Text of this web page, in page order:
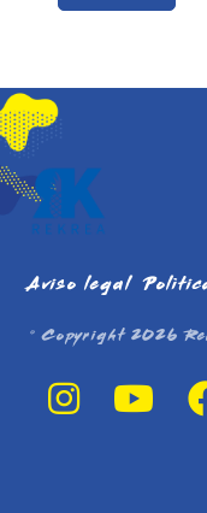
Aviso legal
© Copyright 2026